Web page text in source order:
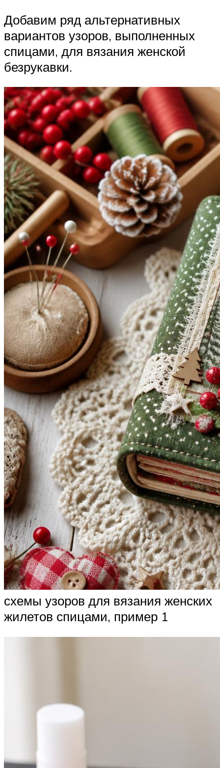
Добавим ряд альтернативных
вариантов узоров, выполненных
спицами, для вязания женской
безрукавки.
схемы узоров для вязания женских
жилетов спицами, пример 1